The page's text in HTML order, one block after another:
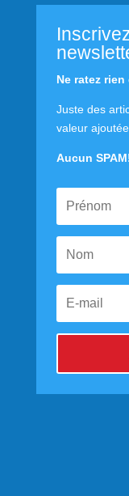
Ne ratez
Juste des
valeur
Aucun